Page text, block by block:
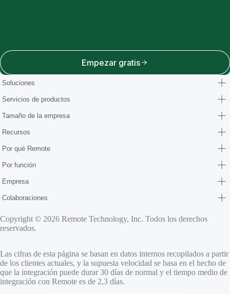
Empezar gratis
Soluciones
Servicios de productos
Tamaño de la empresa
Recursos
Por qué Remote
Por función
Empresa
Colaboraciones
Copyright © 2026 Remote Technology, Inc. Todos los derechos
reservados.
Las cifras de esta página se basan en datos internos recopilados a partir
de los clientes actuales, y la supuesta velocidad se basa en el hecho de
que la integración puede durar 30 días de normal y el tiempo medio de
integración con Remote es de 2,3 días.